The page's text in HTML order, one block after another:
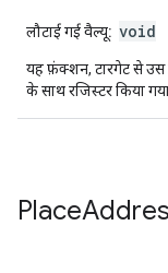
लौटाई गई वैल्यू: void
यह फ़ंक्शन, टारगेट से उस
के साथ रजिस्टर किया
Place